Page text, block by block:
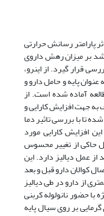
پارامتر رسانش حرارتی
بر میزان رهش داروی
قرار گیرد. از اینرو،
عنوان پایه و حامل دارو و
آماده شده است. از
جهت افزایش کارایی و
تا با بررسی تاثیر دما
افزایش کارایی مورد
حاکی از تغییر محسوس
عمل دیالیز دارد. این
کوالان دارو قبل و بعد
از دارو در طی دیالیز
با حضور نانولوله کربنی
بر روی سیال پایه